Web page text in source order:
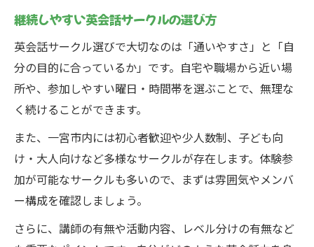
継続しやすい英会話サークルの選び方
英会話サークル選びで大切なのは「通いやすさ」と「自
分の目的に合っているか」です。自宅や職場から近い場
所や、参加しやすい曜日・時間帯を選ぶことで、無理な
く続けることができます。
また、一宮市内には初心者歓迎や少人数制、子ども向
け・大人向けなど多様なサークルが存在します。体験参
加が可能なサークルも多いので、まずは雰囲気やメンバ
ー構成を確認しましょう。
さらに、講師の有無や活動内容、レベル分けの有無など